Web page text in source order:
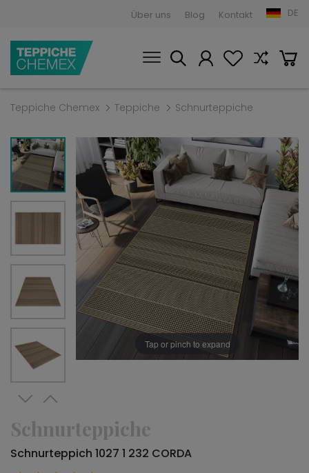
Über uns Blog Kontakt DE
Teppiche Chemex Teppiche Schnurteppiche
Tap or pinch to expand
Schnurteppiche
Schnurteppich 1027 1 232 CORDA